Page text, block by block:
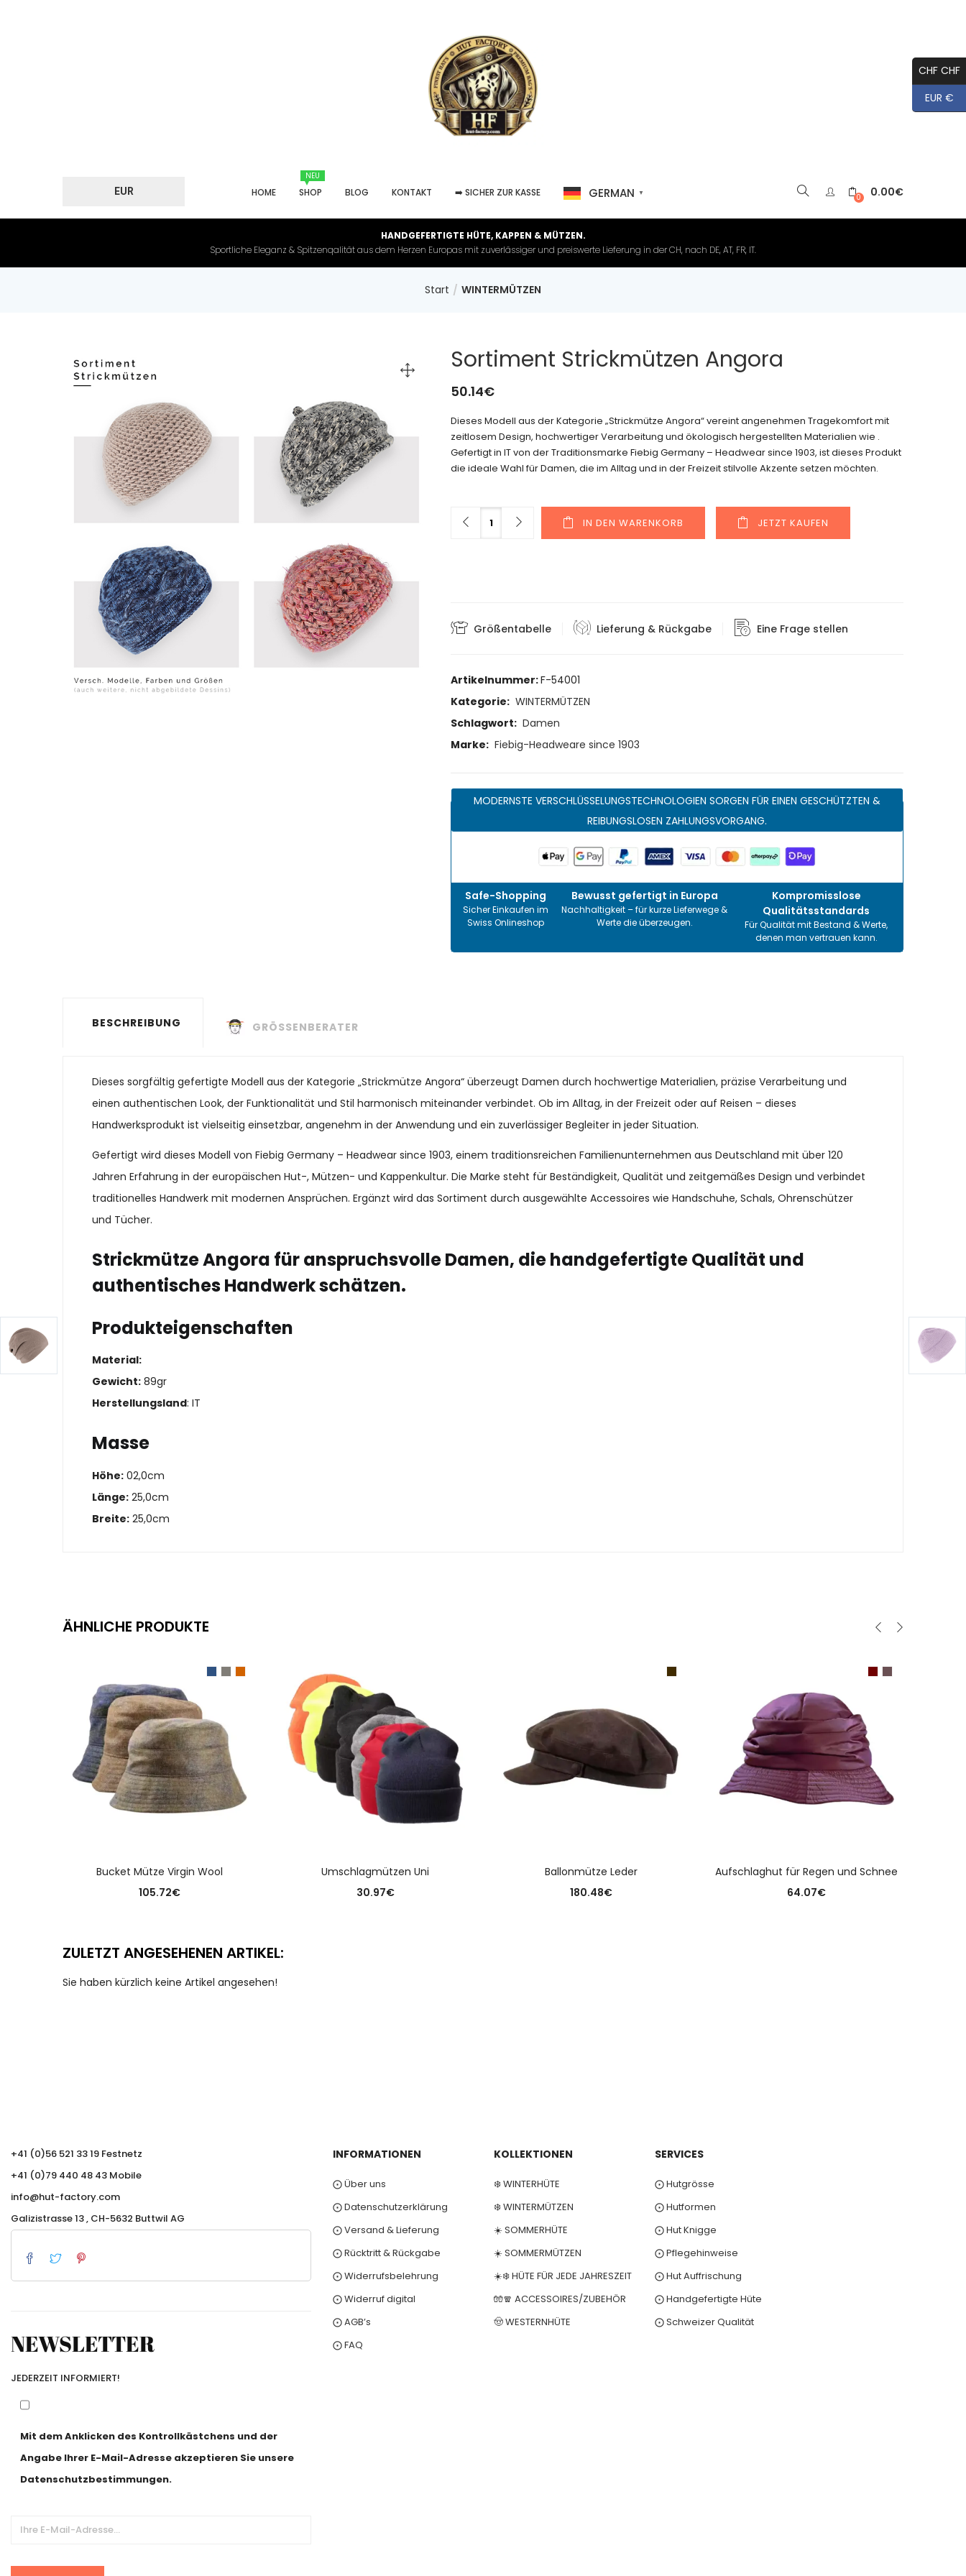
EUR HOME
NEU
SHOP BLOG KONTAKT ➡️ SICHER ZUR KASSE GERMAN ▼ 0 0.00€
HANDGEFERTIGTE HÜTE, KAPPEN & MÜTZEN.
Sportliche Eleganz & Spitzenqalität aus dem Herzen Europas mit zuverlässiger und preiswerte Lieferung in der CH, nach DE, AT, FR, IT.
Start WINTERMÜTZEN
Sortiment Strickmützen Angora
50.14€
Dieses Modell aus der Kategorie „Strickmütze Angora“ vereint angenehmen Tragekomfort mit
zeitlosem Design, hochwertiger Verarbeitung und ökologisch hergestellten Materialien wie .
Gefertigt in IT von der Traditionsmarke Fiebig Germany – Headwear since 1903, ist dieses Produkt
die ideale Wahl für Damen, die im Alltag und in der Freizeit stilvolle Akzente setzen möchten.
Menge
IN DEN WARENKORB JETZT KAUFEN
Größentabelle Lieferung & Rückgabe Eine Frage stellen
Artikelnummer:F-54001
Kategorie: WINTERMÜTZEN
Schlagwort: Damen
Marke: Fiebig-Headweare since 1903
MODERNSTE VERSCHLÜSSELUNGSTECHNOLOGIEN SORGEN FÜR EINEN GESCHÜTZTEN &
REIBUNGSLOSEN ZAHLUNGSVORGANG.
Safe-Shopping
Sicher Einkaufen im
Swiss Onlineshop
Bewusst gefertigt in Europa
Nachhaltigkeit – für kurze Lieferwege &
Werte die überzeugen.
Kompromisslose
Qualitätsstandards
Für Qualität mit Bestand & Werte,
denen man vertrauen kann.
BESCHREIBUNG GRÖSSENBERATER
Dieses sorgfältig gefertigte Modell aus der Kategorie „Strickmütze Angora“ überzeugt Damen durch hochwertige Materialien, präzise Verarbeitung und
einen authentischen Look, der Funktionalität und Stil harmonisch miteinander verbindet. Ob im Alltag, in der Freizeit oder auf Reisen – dieses
Handwerksprodukt ist vielseitig einsetzbar, angenehm in der Anwendung und ein zuverlässiger Begleiter in jeder Situation.
Gefertigt wird dieses Modell von Fiebig Germany – Headwear since 1903, einem traditionsreichen Familienunternehmen aus Deutschland mit über 120
Jahren Erfahrung in der europäischen Hut-, Mützen- und Kappenkultur. Die Marke steht für Beständigkeit, Qualität und zeitgemäßes Design und verbindet
traditionelles Handwerk mit modernen Ansprüchen. Ergänzt wird das Sortiment durch ausgewählte Accessoires wie Handschuhe, Schals, Ohrenschützer
und Tücher.
Strickmütze Angora für anspruchsvolle Damen, die handgefertigte Qualität und
authentisches Handwerk schätzen.
Produkteigenschaften
Material:
Gewicht: 89gr
Herstellungsland: IT
Masse
Höhe: 02,0cm
Länge: 25,0cm
Breite: 25,0cm
ÄHNLICHE PRODUKTE
Bucket Mütze Virgin Wool
105.72€
Umschlagmützen Uni
30.97€
Ballonmütze Leder
180.48€
Aufschlaghut für Regen und Schnee
64.07€
ZULETZT ANGESEHENEN ARTIKEL:
Sie haben kürzlich keine Artikel angesehen!
+41 (0)56 521 33 19 Festnetz
+41 (0)79 440 48 43 Mobile
info@hut-factory.com
Galizistrasse 13 , CH-5632 Buttwil AG
NEWSLETTER
JEDERZEIT INFORMIERT!
Mit dem Anklicken des Kontrollkästchens und der
Angabe Ihrer E-Mail-Adresse akzeptieren Sie unsere
Datenschutzbestimmungen.
INFORMATIONEN
⨀ Über uns
⨀ Datenschutzerklärung
⨀ Versand & Lieferung
⨀ Rücktritt & Rückgabe
⨀ Widerrufsbelehrung
⨀ Widerruf digital
⨀ AGB’s
⨀ FAQ
KOLLEKTIONEN
❄️ WINTERHÜTE
❄️ WINTERMÜTZEN
☀️ SOMMERHÜTE
☀️ SOMMERMÜTZEN
☀️❄️ HÜTE FÜR JEDE JAHRESZEIT
🧤🧣 ACCESSOIRES/ZUBEHÖR
🤠 WESTERNHÜTE
SERVICES
⨀ Hutgrösse
⨀ Hutformen
⨀ Hut Knigge
⨀ Pflegehinweise
⨀ Hut Auffrischung
⨀ Handgefertigte Hüte
⨀ Schweizer Qualität
CHF CHF
EUR €